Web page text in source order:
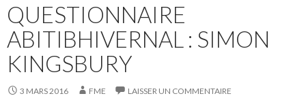
QUESTIONNAIRE
ABITIBHIVERNAL : SIMON
KINGSBURY
3 MARS 2016 FME LAISSER UN COMMENTAIRE